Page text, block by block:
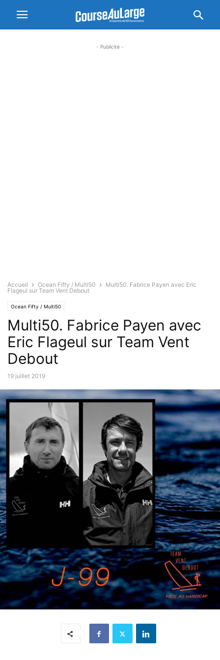
- Publicité -
Accueil Ocean Fifty / Multi50
Multi50. Fabrice Payen avec Eric
Flageul sur Team Vent Debout
Ocean Fifty / Multi50
Multi50. Fabrice Payen avec
Eric Flageul sur Team Vent
Debout
19 juillet 2019